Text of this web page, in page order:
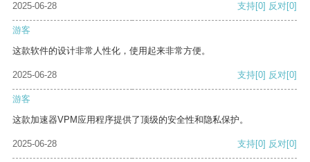
2025-06-28
支持[0] 反对[0]
游客
这款软件的设计非常人性化，使用起来非常方便。
2025-06-28 支持[0] 反对[0]
游客
这款加速器VPM应用程序提供了顶级的安全性和隐私保护。
2025-06-28 支持[0] 反对[0]